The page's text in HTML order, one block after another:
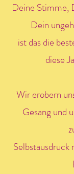
Deine Stimme,
Dein
ist das die
diese
Wir erobern
Gesang und
Selbstausdruck